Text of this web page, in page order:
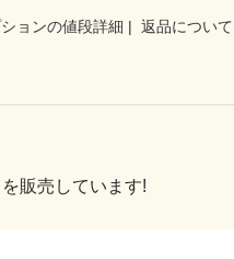
ョンの値段詳細 | 返品について
販売しています!